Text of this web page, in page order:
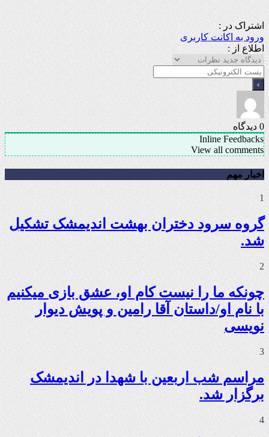
اشتراک در :
ورود به اکانت کاربری
اطلاع از :
0دیدگاه
Inline Feedbacks
View all comments
اخبار مهم
1
گروه سرود دختران بهشت اندیمشک تشکیل
شد.
2
چونکه ما را نیست کام او، عشق بازی میکنیم
با نام او/داستان آقا رامین و پویش دیوار
نویسی
3
مراسم شب اربعین با شهدا در اندیمشک
برگزار شد.
4